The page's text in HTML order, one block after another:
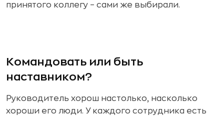
принятого коллегу – сами же выбирали.
Командовать или быть
наставником?
Руководитель хорош настолько, насколько
хороши его люди. У каждого сотрудника есть